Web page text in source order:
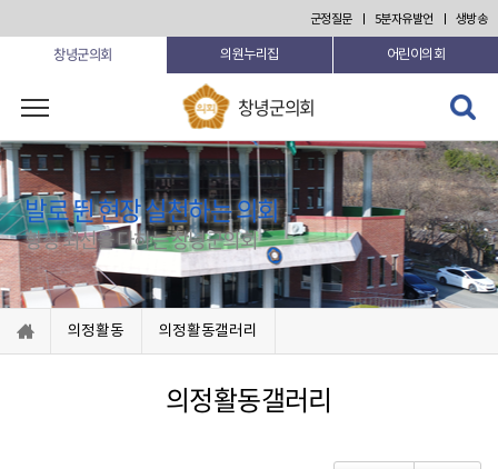
창녕군의회 의원누리집 어린이의회
군정질문 5분자유발언 생방송
창녕군의회
검색 열
기
발로 뛴 현장 실천하는 의회
항상 최선을 다하는 창녕군의회
의정활동 의정활동갤러리
의정활동갤러리